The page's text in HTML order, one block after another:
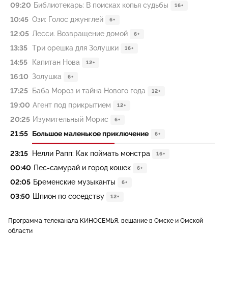
09:20 Библиотекарь: В поисках копья судьбы 16+
10:45 Ози: Голос джунглей 6+
12:05 Лесси. Возвращение домой 6+
13:35 Три орешка для Золушки 16+
14:55 Капитан Нова 12+
16:10 Золушка 6+
17:25 Баба Мороз и тайна Нового года 12+
19:00 Агент под прикрытием 12+
20:25 Изумительный Морис 6+
21:55 Большое маленькое приключение 6+
23:15 Нелли Рапп: Как поймать монстра 16+
00:40 Пес-самурай и город кошек 6+
02:05 Бременские музыканты 6+
03:50 Шпион по соседству 12+
Программа телеканала КИНОСЕМЬЯ, вещание в Омске и Омской
области